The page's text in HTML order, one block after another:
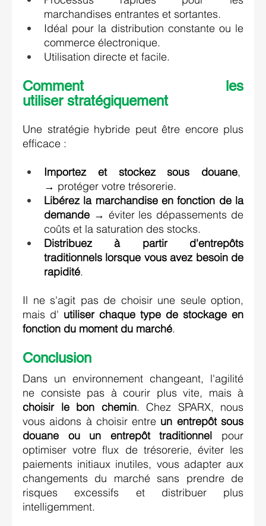
marchandises entrantes et sortantes.
Idéal pour la distribution constante ou le
commerce électronique.
Utilisation directe et facile.
Comment les
utiliser stratégiquement
Une stratégie hybride peut être encore plus
efficace :
Importez et stockez sous douane,
→ protéger votre trésorerie.
Libérez la marchandise en fonction de la
demande → éviter les dépassements de
coûts et la saturation des stocks.
Distribuez à partir d'entrepôts
traditionnels lorsque vous avez besoin de
rapidité.
Il ne s'agit pas de choisir une seule option,
mais d' utiliser chaque type de stockage en
fonction du moment du marché.
Conclusion
Dans un environnement changeant, l'agilité
choisir le bon chemin. Chez SPARX, nous
vous aidons à choisir entre un entrepôt sous
douane ou un entrepôt traditionnel pour
optimiser votre flux de trésorerie, éviter les
paiements initiaux inutiles, vous adapter aux
changements du marché sans prendre de
risques excessifs et distribuer plus
intelligemment.